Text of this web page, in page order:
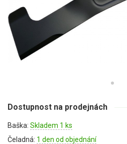
Mulčovače
Křovinořezy a vyžínače
Benzínové křovinořezy a vyžínače
Motorové pily
Benzínové pily
Dostupnost na prodejnách
Baška: Skladem 1 ks
Čeladná: 1 den od objednání